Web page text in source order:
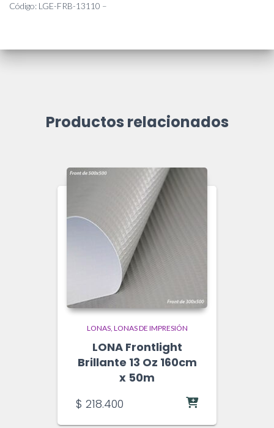
Código: LGE-FRB-13110 –
Productos relacionados
LONAS LONAS DE IMPRESIÓN
LONA Frontlight
Brillante 13 Oz 160cm
x 50m
$ 218.400